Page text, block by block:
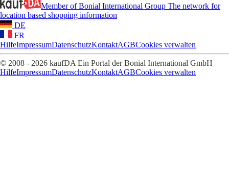
Member of Bonial International Group The network for
location based shopping information
DE
FR
HilfeImpressumDatenschutzKontaktAGBCookies verwalten
© 2008 - 2026 kaufDA Ein Portal der Bonial International GmbH
HilfeImpressumDatenschutzKontaktAGBCookies verwalten